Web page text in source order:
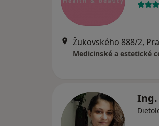
Žukovského 888/2,
Medicinské a estetické
Ing.